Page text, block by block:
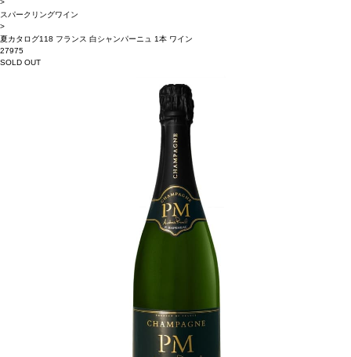
>
スパークリングワイン
>
夏カタログ118 フランス 白シャンパーニュ 1本 ワイン
27975
SOLD OUT